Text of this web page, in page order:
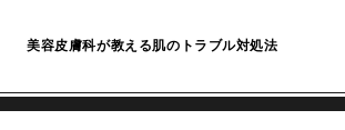
美容皮膚科が教える肌のトラブル対処法